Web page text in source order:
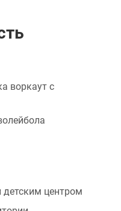
воркаут с
центром